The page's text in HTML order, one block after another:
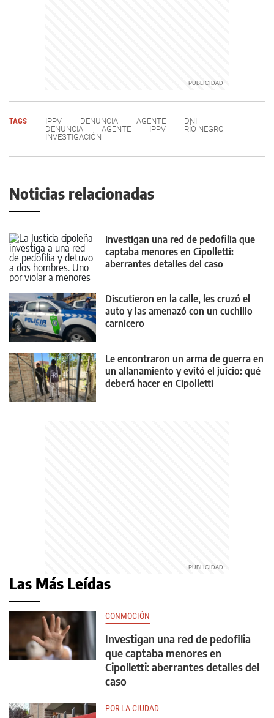
TAGS IPPV DENUNCIA AGENTE
DNI
DENUNCIA
AGENTE IPPV
RÍO NEGRO
INVESTIGACIÓN
Noticias relacionadas
Investigan una red de pedofilia que
captaba menores en Cipolletti:
aberrantes detalles del caso
Discutieron en la calle, les cruzó el
auto y las amenazó con un cuchillo
carnicero
Le encontraron un arma de guerra en
un allanamiento y evitó el juicio: qué
deberá hacer en Cipolletti
Las Más Leídas
CONMOCIÓN
Investigan una red de pedofilia
que captaba menores en
Cipolletti: aberrantes detalles del
caso
POR LA CIUDAD